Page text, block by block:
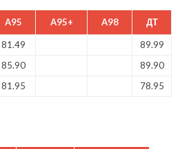
A95 A95+ A98 ДТ
81.49
89.99
85.90
89.90
81.95 78.95